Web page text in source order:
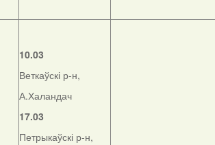
10.03
Веткаўскі р-н,
А.Халандач
17.03
Петрыкаўскі р-н,